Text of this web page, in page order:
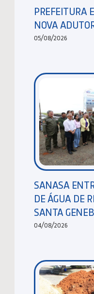
PREFEITURA
NOVA
05/08/2026
SANASA
DE ÁGUA DE
SANTA
04/08/2026